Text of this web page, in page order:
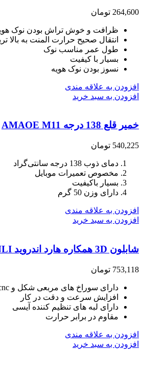
264,600 تومان
ظرافت و خوش تراش بودن نوک
انتقال صحیح حرارت المنت به
طول عمر مناسب نوک
بسیار با کیفیت
نسوز بودن نوک هویه
افزودن به علاقه مندی
افزودن به سبد خرید
خمیر قلع 138 درجه AMAOE M11
540,225 تومان
دمای ذوب 138 درجه سانتی‌گراد
مخصوص تعمیرات موبایل
بسیار باکیفیت
دارای وزن 50 گرم
افزودن به علاقه مندی
افزودن به سبد خرید
شابلون 3D همکاره هارد اندروید QIANLI
753,118 تومان
دارای سوراخ های مربعی شکل و cnc شده
افزایش سرعت و دقت در کار
دارای لبه های تنظیم کننده آیسی
مقاوم در برابر حرارت
افزودن به علاقه مندی
افزودن به سبد خرید